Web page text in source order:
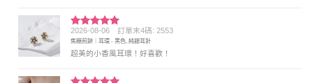
評分5滿
分 5
2026-08-06 訂單末4碼: 2553
焦糖煎餅｜耳環 - 黑色, 純銀耳針
超美的小香風耳環！好喜歡！